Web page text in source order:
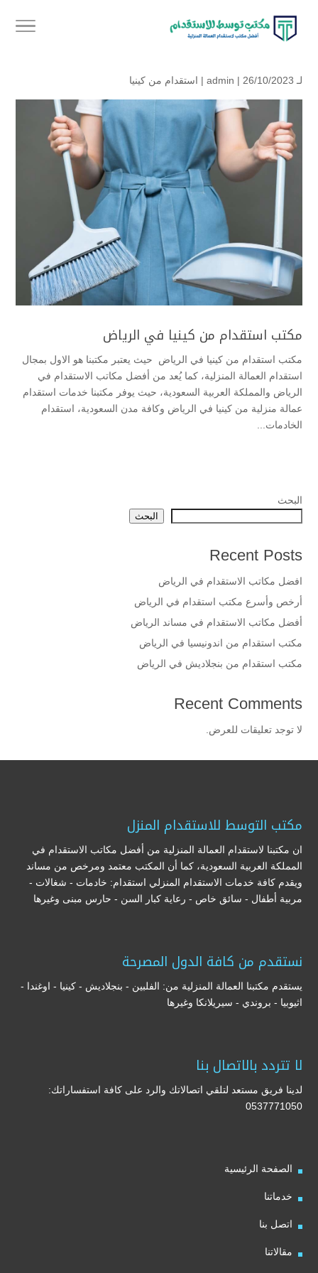
لـ admin | 26/10/2023 | استقدام من كينيا
مكتب استقدام من كينيا في الرياض
مكتب استقدام من كينيا في الرياض حيث يعتبر مكتبنا هو الاول بمجال
استقدام العمالة المنزلية، كما يُعد من أفضل مكاتب الاستقدام في
الرياض والمملكة العربية السعودية، حيث يوفر مكتبنا خدمات استقدام
عمالة منزلية من كينيا في الرياض وكافة مدن السعودية، استقدام
الخادمات...
البحث
البحث
Recent Posts
افضل مكاتب الاستقدام في الرياض
أرخص وأسرع مكتب استقدام في الرياض
أفضل مكاتب الاستقدام في مساند الرياض
مكتب استقدام من اندونيسيا في الرياض
مكتب استقدام من بنجلاديش في الرياض
Recent Comments
لا توجد تعليقات للعرض.
مكتب التوسط للاستقدام المنزل
ان مكتبنا لاستقدام العمالة المنزلية من أفضل مكاتب الاستقدام في
المملكة العربية السعودية، كما أن المكتب معتمد ومرخص من مساند
ويقدم كافة خدمات الاستقدام المنزلي استقدام: خادمات - شغالات -
مربية أطفال - سائق خاص - رعاية كبار السن - حارس مبنى وغيرها
نستقدم من كافة الدول المصرحة
يستقدم مكتبنا العمالة المنزلية من: الفلبين - بنجلاديش - كينيا - اوغندا -
اثيوبيا - بروندي - سيريلانكا وغيرها
لا تتردد بالاتصال بنا
لدينا فريق مستعد لتلقي اتصالاتك والرد على كافة استفساراتك:
0537771050
الصفحة الرئيسية
خدماتنا
اتصل بنا
مقالاتنا